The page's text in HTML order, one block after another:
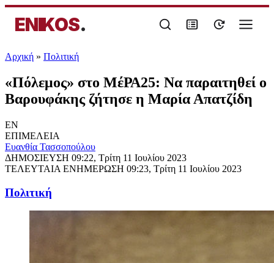
ENIKOS.
Αρχική » Πολιτική
«Πόλεμος» στο ΜέΡΑ25: Να παραιτηθεί ο
Βαρουφάκης ζήτησε η Μαρία Απατζίδη
EN
ΕΠΙΜΕΛΕΙΑ
Ευανθία Τασσοπούλου
ΔΗΜΟΣΙΕΥΣΗ 09:22, Τρίτη 11 Ιουλίου 2023
ΤΕΛΕΥΤΑΙΑ ΕΝΗΜΕΡΩΣΗ 09:23, Τρίτη 11 Ιουλίου 2023
Πολιτική